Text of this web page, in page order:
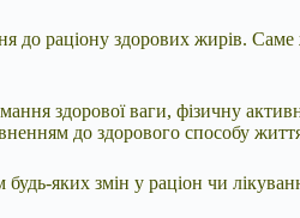
до раціону здорових жирів.
здорової ваги, фізичну
до здорового способу
яких змін у раціон чи